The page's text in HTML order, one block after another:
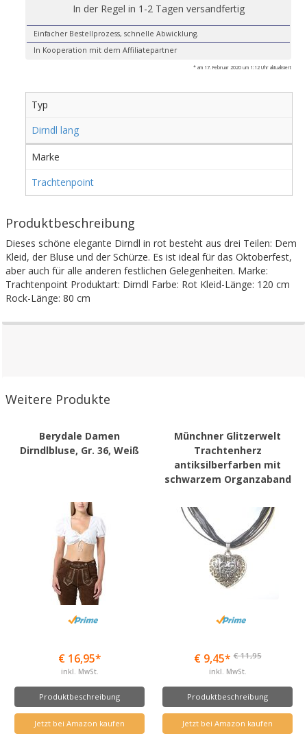
In der Regel in 1-2 Tagen versandfertig
Einfacher Bestellprozess, schnelle Abwicklung.
In Kooperation mit dem Affiliatepartner
* am 17. Februar 2020 um 1:12 Uhr aktualisiert
Typ
Dirndl lang
Marke
Trachtenpoint
Produktbeschreibung
Dieses schöne elegante Dirndl in rot besteht aus drei Teilen: Dem
Kleid, der Bluse und der Schürze. Es ist ideal für das Oktoberfest,
aber auch für alle anderen festlichen Gelegenheiten. Marke:
Trachtenpoint Produktart: Dirndl Farbe: Rot Kleid-Länge: 120 cm
Rock-Länge: 80 cm
Weitere Produkte
Berydale Damen
Dirndlbluse, Gr. 36, Weiß
€ 16,95*
inkl. MwSt.
Produktbeschreibung
Jetzt bei Amazon kaufen
Münchner Glitzerwelt
Trachtenherz
antiksilberfarben mit
schwarzem Organzaband
€ 9,45* € 11,95
inkl. MwSt.
Produktbeschreibung
Jetzt bei Amazon kaufen